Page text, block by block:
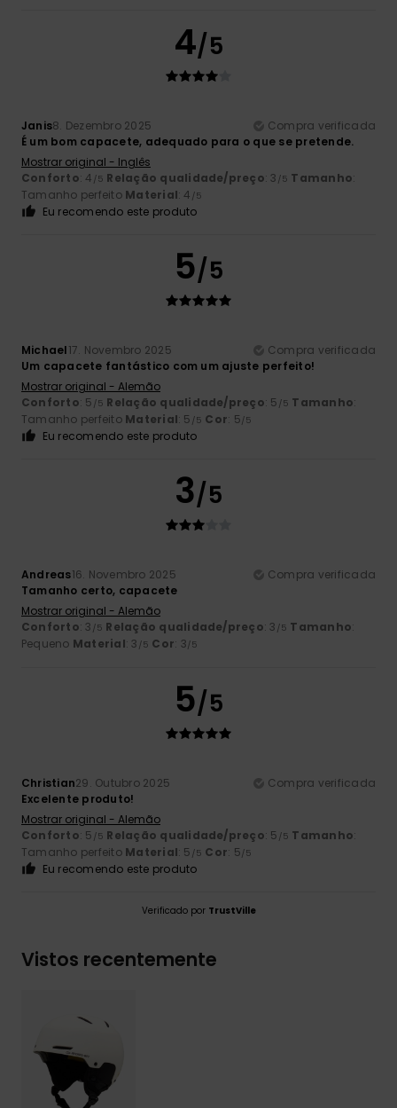
4/5
Janis8. Dezembro 2025
Compra verificada
É um bom capacete, adequado para o que se pretende.
Mostrar original - Inglês
Conforto: 4 /5 Relação qualidade/preço: 3 /5 Tamanho:
Tamanho perfeito Material: 4 /5
Eu recomendo este produto
5/5
Michael17. Novembro 2025
Compra verificada
Um capacete fantástico com um ajuste perfeito!
Mostrar original - Alemão
Conforto: 5 /5 Relação qualidade/preço: 5 /5 Tamanho:
Tamanho perfeito Material: 5 /5 Cor: 5/5
Eu recomendo este produto
3/5
Andreas16. Novembro 2025
Compra verificada
Tamanho certo, capacete
Mostrar original - Alemão
Conforto: 3 /5 Relação qualidade/preço: 3 /5 Tamanho:
Pequeno Material: 3 /5 Cor: 3/5
5/5
Christian29. Outubro 2025
Compra verificada
Excelente produto!
Mostrar original - Alemão
Conforto: 5 /5 Relação qualidade/preço: 5 /5 Tamanho:
Tamanho perfeito Material: 5 /5 Cor: 5/5
Eu recomendo este produto
Verificado por TrustVille
Vistos recentemente